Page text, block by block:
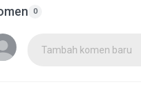
0
Tambah komen baru